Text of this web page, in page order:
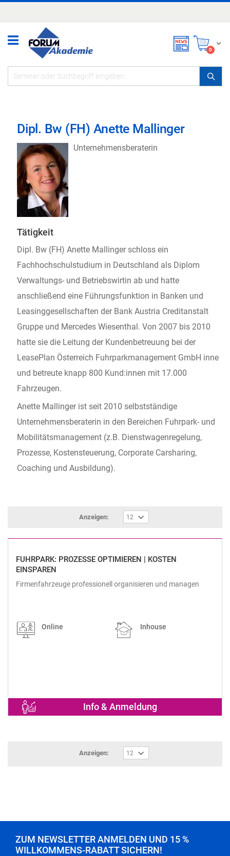
0items
Dipl. Bw (FH) Anette Mallinger
Unternehmensberaterin
Tätigkeit
Dipl. Bw (FH) Anette Mallinger schloss ein
Fachhochschulstudium in Deutschland als Diplom
Verwaltungs- und Betriebswirtin ab und hatte
anschließend eine Führungsfunktion in Banken und
Leasinggesellschaften der Bank Austria Creditanstalt
Gruppe und Mercedes Wiesenthal. Von 2007 bis 2010
hatte sie die Leitung der Kundenbetreuung bei der
LeasePlan Österreich Fuhrparkmanagement GmbH inne
und betreute knapp 800 Kund:innen mit 17.000
Fahrzeugen.
Anette Mallinger ist seit 2010 selbstständige
Unternehmensberaterin in den Bereichen Fuhrpark- und
Mobilitätsmanagement (z.B. Dienstwagenregelung,
Prozesse, Kostensteuerung, Corporate Carsharing,
Coaching und Ausbildung).
Anzeigen:
FUHRPARK: PROZESSE OPTIMIEREN | KOSTEN
EINSPAREN
Firmenfahrzeuge professionell organisieren und managen
Online Inhouse
Info & Anmeldung
Anzeigen:
ZUM NEWSLETTER ANMELDEN UND 15 %
WILLKOMMENS-RABATT SICHERN!